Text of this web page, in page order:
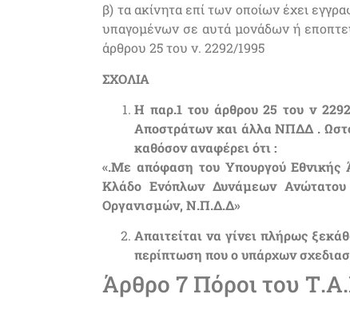
β) τα ακίνητα επί των οποίων έχει
υπαγομένων σε αυτά μονάδων ή
άρθρου 25 του ν. 2292/1995
ΣΧΟΛΙΑ
Η παρ.1 του άρθρου 25 του ν
Αποστράτων και άλλα ΝΠΔΔ .
καθόσον αναφέρει ότι :
«.Με απόφαση του Υπουργού Εθνικής
Κλάδο Ενόπλων Δυνάμεων Ανώτατου
Οργανισμών, Ν.Π.Δ.Δ»
Απαιτείται να γίνει πλήρως
περίπτωση που ο υπάρχων
Άρθρο 7 Πόροι του